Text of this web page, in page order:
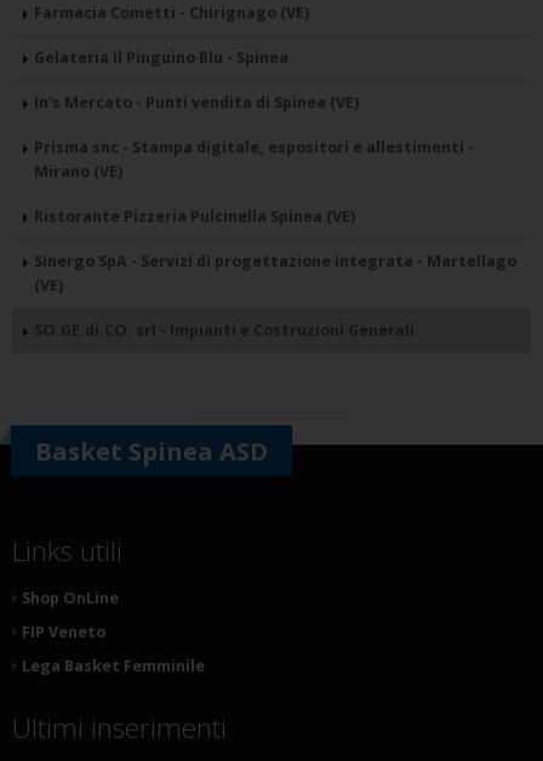
Farmacia Cometti - Chirignago (VE)
Gelateria Il Pinguino Blu - Spinea
In's Mercato - Punti vendita di Spinea (VE)
Prisma snc - Stampa digitale, espositori e allestimenti -
Mirano (VE)
Ristorante Pizzeria Pulcinella Spinea (VE)
Sinergo SpA - Servizi di progettazione integrata - Martellago
(VE)
SO.GE.di.CO. srl - Impianti e Costruzioni Generali
Basket Spinea ASD
Links utili
Shop OnLine
FIP Veneto
Lega Basket Femminile
Ultimi inserimenti